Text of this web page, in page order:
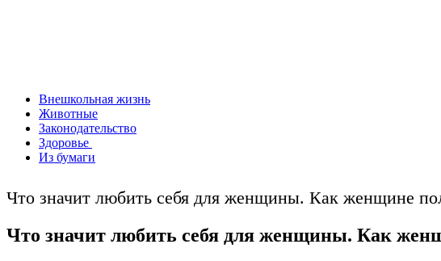
Внешкольная жизнь
Животные
Законодательство
Здоровье
Из бумаги
Что значит любить себя для женщины. Как женщине
Что значит любить себя для женщины. Как